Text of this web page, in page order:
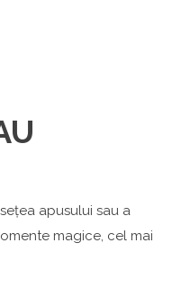
apusului sau a
magice, cel mai